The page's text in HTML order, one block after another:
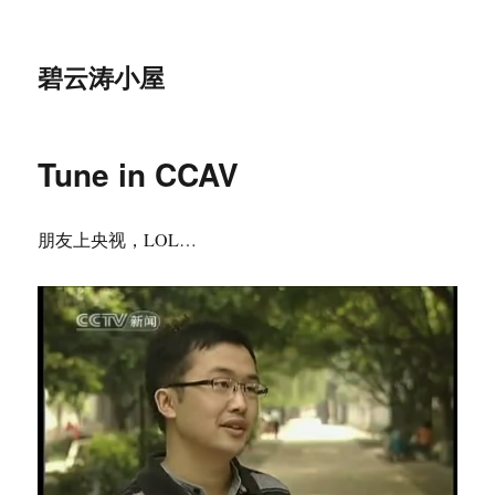
碧云涛小屋
Tune in CCAV
朋友上央视，LOL…